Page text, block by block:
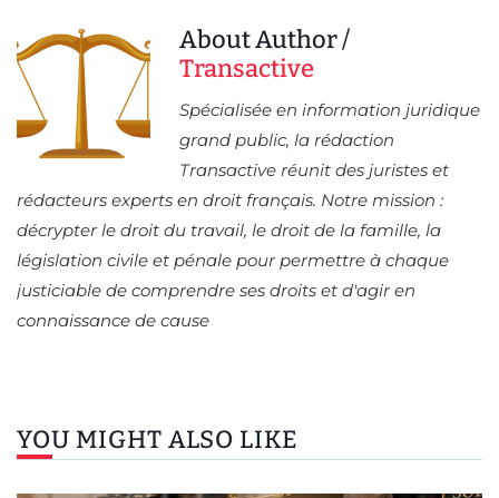
About Author /
Transactive
Spécialisée en information juridique
grand public, la rédaction
Transactive réunit des juristes et
rédacteurs experts en droit français. Notre mission :
décrypter le droit du travail, le droit de la famille, la
législation civile et pénale pour permettre à chaque
justiciable de comprendre ses droits et d'agir en
connaissance de cause
YOU MIGHT ALSO LIKE